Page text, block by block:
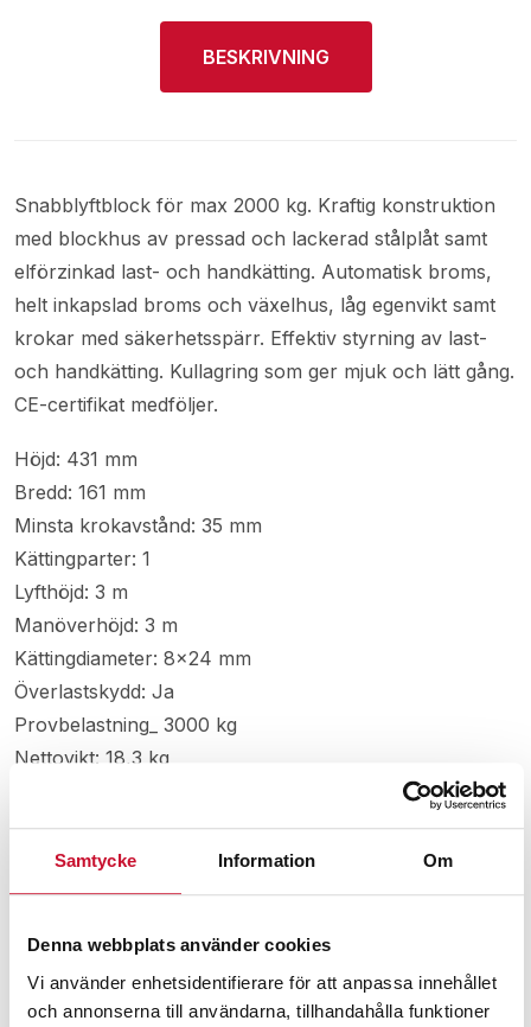
Samtycke Information Om
Denna webbplats använder cookies
Vi använder enhetsidentifierare för att anpassa innehållet
och annonserna till användarna, tillhandahålla funktioner
BESKRIVNING
Snabblyftblock för max 2000 kg. Kraftig konstruktion
med blockhus av pressad och lackerad stålplåt samt
elförzinkad last- och handkätting. Automatisk broms,
helt inkapslad broms och växelhus, låg egenvikt samt
krokar med säkerhetsspärr. Effektiv styrning av last-
och handkätting. Kullagring som ger mjuk och lätt gång.
CE-certifikat medföljer.
Höjd: 431 mm
Bredd: 161 mm
Minsta krokavstånd: 35 mm
Kättingparter: 1
Lyfthöjd: 3 m
Manöverhöjd: 3 m
Kättingdiameter: 8×24 mm
Överlastskydd: Ja
Provbelastning_ 3000 kg
Nettovikt: 18,3 kg
Passande lastkrok:VP-243895984
Manual snabblyftblock Gigant